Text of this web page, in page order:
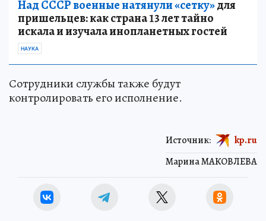
Над СССР военные натянули «сетку»для
пришельцев: как страна 13 лет тайно
искала и изучала инопланетных гостей
НАУКА
Сотрудники службы также будут
контролировать его исполнение.
Марина МАКОВЛЕВА
Источник: kp.ru